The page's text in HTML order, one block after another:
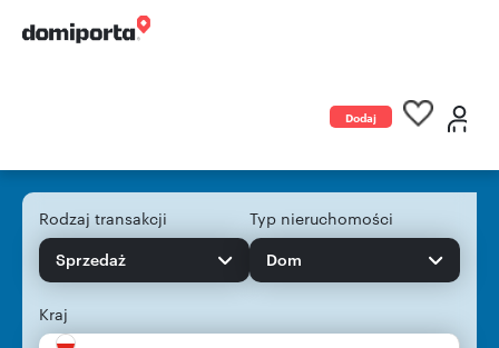
Dodaj
Rodzaj transakcji
Sprzedaż
Typ nieruchomości
Dom
Kraj